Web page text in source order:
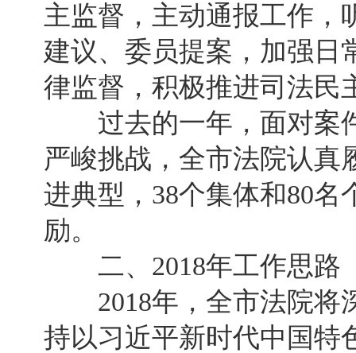
主监督，主动通报工作，
建议、委员提案，加强日
律监督，积极推进司法民
过去的一年，面对案
严峻挑战，全市法院认真
进典型，38个集体和80
励。
二、2018年工作思路
2018年，全市法院将
持以习近平新时代中国特